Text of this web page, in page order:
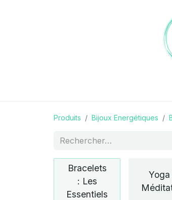
Produits Bijoux Energétiques
Bracelets
: Les
Essentiels
Yoga